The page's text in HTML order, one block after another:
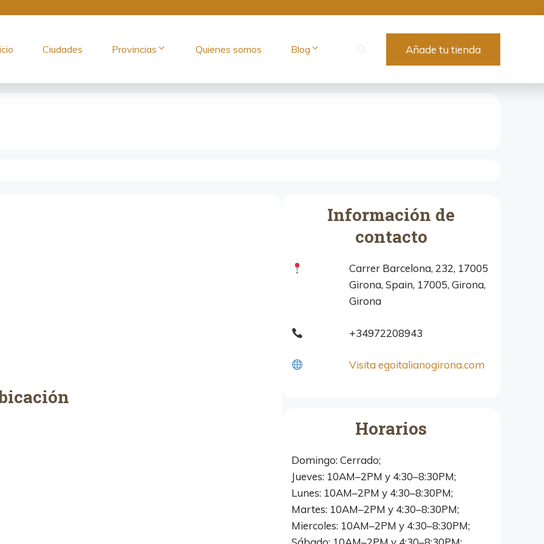
Ciudades Provincias Quienes somos Blog Añade tu tienda
Información de
contacto
Carrer Barcelona, 232, 17005
Girona, Spain, 17005, Girona,
Girona
+34972208943
Visita egoitalianogirona.com
Horarios
Domingo: Cerrado;
Jueves: 10AM–2PM y 4:30–8:30PM;
Lunes: 10AM–2PM y 4:30–8:30PM;
Martes: 10AM–2PM y 4:30–8:30PM;
Miercoles: 10AM–2PM y 4:30–8:30PM;